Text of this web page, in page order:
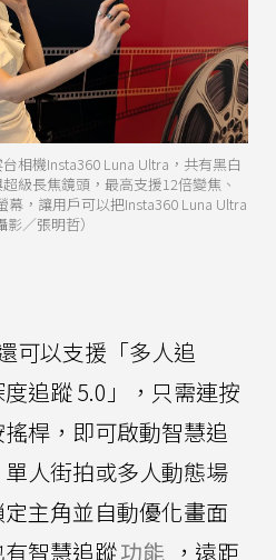
相機Insta360 Luna Ultra，共有黑白
級長焦鏡頭，最高支援12倍變焦、
幕，讓用戶可以把Insta360 Luna Ultra
／張明哲）
可以支援「多人追
追蹤 5.0」，只需連按
桿，即可啟動智慧追
人街拍或多人動態場
主角並自動優化畫面
智慧追蹤功能 ，遠距